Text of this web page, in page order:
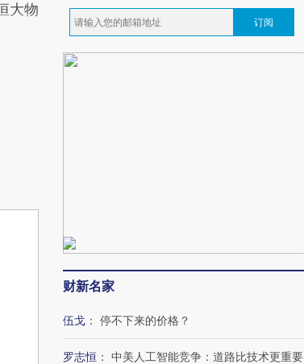
大物
订阅
财新名家
伍戈 ： 停不下来的价格？
罗志恒 ： 中美人工智能竞争：道路比技术更重要